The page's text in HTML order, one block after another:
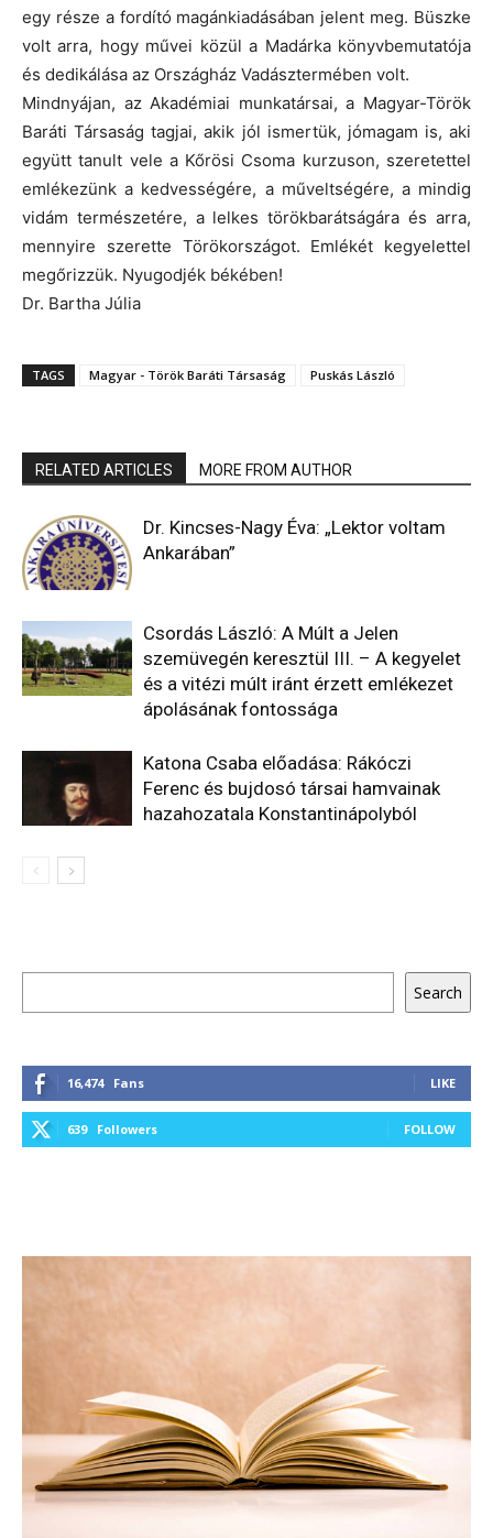
egy része a fordító magánkiadásában jelent meg. Büszke
volt arra, hogy művei közül a Madárka könyvbemutatója
és dedikálása az Országház Vadásztermében volt.
Mindnyájan, az Akadémiai munkatársai, a Magyar-Török
Baráti Társaság tagjai, akik jól ismertük, jómagam is, aki
együtt tanult vele a Kőrösi Csoma kurzuson, szeretettel
emlékezünk a kedvességére, a műveltségére, a mindig
vidám természetére, a lelkes törökbarátságára és arra,
mennyire szerette Törökországot. Emlékét kegyelettel
megőrizzük. Nyugodjék békében!
Dr. Bartha Júlia
TAGS Magyar - Török Baráti Társaság Puskás László
RELATED ARTICLES MORE FROM AUTHOR
Dr. Kincses-Nagy Éva: „Lektor voltam
Ankarában”
Csordás László: A Múlt a Jelen
szemüvegén keresztül III. – A kegyelet
és a vitézi múlt iránt érzett emlékezet
ápolásának fontossága
Katona Csaba előadása: Rákóczi
Ferenc és bujdosó társai hamvainak
hazahozatala Konstantinápolyból
Search
16,474 Fans LIKE
639 Followers FOLLOW